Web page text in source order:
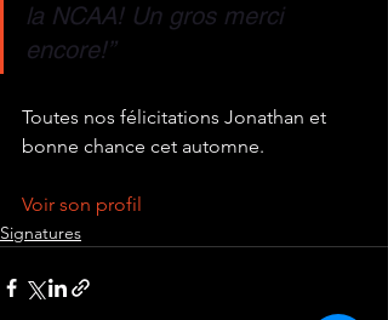
la NCAA! Un gros merci
encore!”
Toutes nos félicitations Jonathan et
bonne chance cet automne.
Voir son profil
Signatures